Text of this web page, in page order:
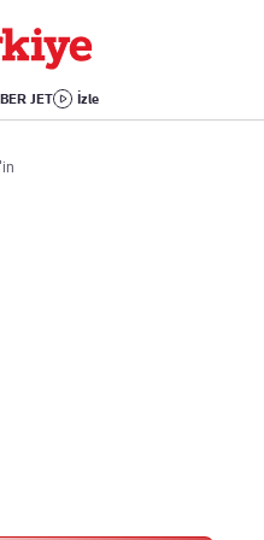
JET İzle
Kitap